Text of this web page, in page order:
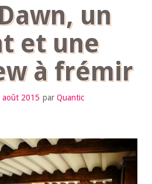
un
et une
à frémir
août 2015 par Quantic